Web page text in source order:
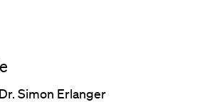
Dr. Simon Erlanger